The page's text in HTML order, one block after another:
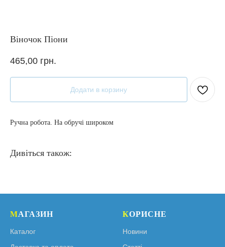
Віночок Піони
465,00 грн.
Додати в корзину
Ручна робота. На обручі широком
Дивіться також:
МАГАЗИН
Каталог
КОРИСНЕ
Новини